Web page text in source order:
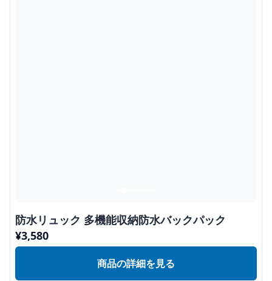
防水リュック 多機能収納防水バックパック
¥3,580
商品の詳細を見る